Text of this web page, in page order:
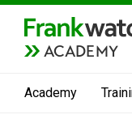
ACADEMY
Academy